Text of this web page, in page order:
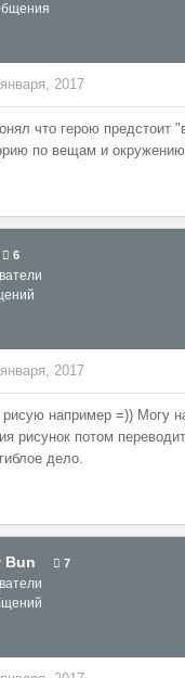
2017
что герою предстоит
по вещам и
6
2017
например =)) Могу
рисунок потом
дело.
Bun 7